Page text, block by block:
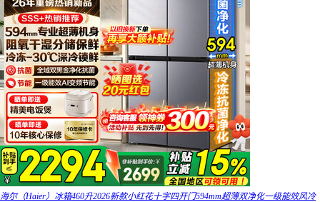
海尔（Haier）冰箱460升2026新款小红花十字四开门594mm超薄双净化一级能效风冷